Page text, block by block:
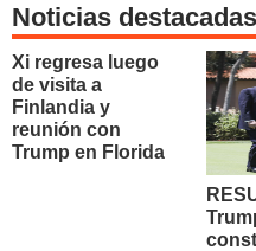
Noticias destacadas
Xi regresa luego
de visita a
Finlandia y
reunión con
Trump en Florida